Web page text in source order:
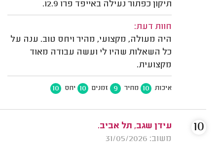
תיקון כפתור נעילה באייפד פרו 12.9.
חוות דעת:
היה מעולה, מקצועי, מהיר ויחס טוב. ענה על
כל השאלות שהיו לי ועשה עבודה מאוד
מקצועית.
איכות 10 מחיר 9 זמנים 10 יחס 10
עידן שגב, תל אביב.
משוב: 31/05/2026
10